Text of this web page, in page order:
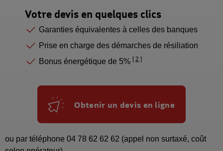
Votre devis en quelques clics
Garanties équivalentes à celles des banques
Prise en charge des démarches de résiliation
Bonus énergétique de 5%
2
Obtenir un devis en ligne
ou par téléphone 04 78 62 62 62 (appel non surtaxé, coût